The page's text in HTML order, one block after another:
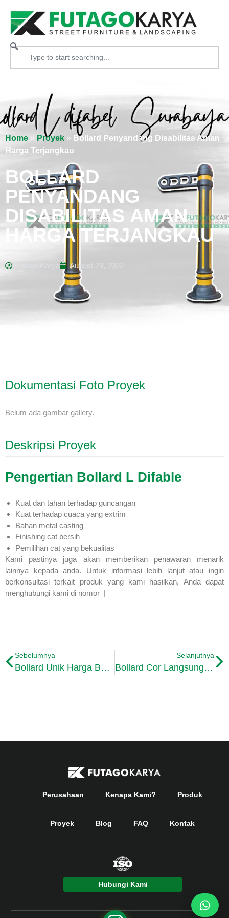
Home » Proyek » Bollard Penyandang Disabilitas Aman
Harga Terjangkau
BOLLARD
PENYANDANG
DISABILITAS AMAN
HARGA TERJANGKAU
August 29, 2022
Dokumentasi Foto Proyek
Belum ada gambar gallery.
Deskripsi Proyek
Pengertian Bollard L Difable
Kuat dan tahan terhadap guncangan
Kuat terhadap cuaca yang extrim
Bahan metal casting
Finishing cat bersih
Pemilihan cat yang bekualitas
Kami pastinya juga akan memberikan penawaran menarik
lainnya kepada anda. Untuk informasi lebih lanjut atau ingin
berkonsultasi terkait produk yang kami hasilkan, Anda dapat
menghubungi kami di nomor |
Sebelumnya
Bollard Unik Harga Bersahabat
Selanjutnya
Bollard Cor Langsung Produsen
Perusahaan Kenapa Kami? Produk
Proyek Blog FAQ Kontak
Hubungi Kami